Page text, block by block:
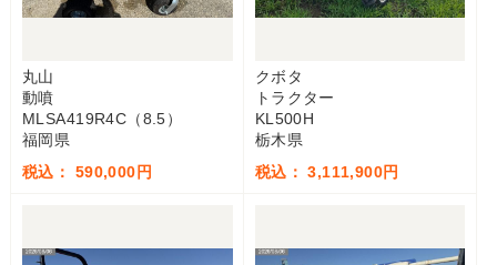
丸山
動噴
MLSA419R4C（8.5）
福岡県
税込： 590,000円
クボタ
トラクター
KL500H
栃木県
税込： 3,111,900円